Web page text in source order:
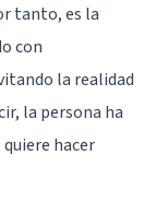
tanto, es la
con
la realidad
la persona ha
hacer